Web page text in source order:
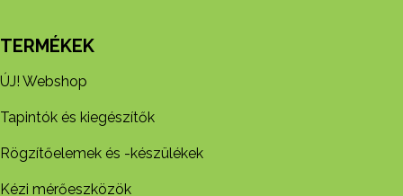
TERMÉKEK
ÚJ! Webshop
Tapintók és kiegészítők
Rögzítőelemek és -készül​ékek
Kézi mérőeszközök